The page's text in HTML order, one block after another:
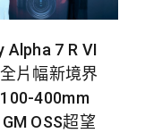
Alpha 7 R VI
片幅新境界
400mm
OSS超望